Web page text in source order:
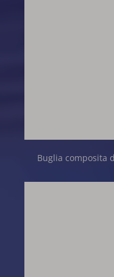
Buglia composita